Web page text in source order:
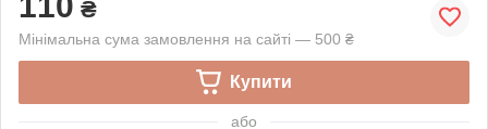
₴
Мінімальна сума замовлення на сайті — 500 ₴
Купити
або